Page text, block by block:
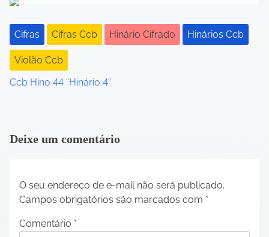
o
n
Cifras Cifras Ccb Hinário Cifrado Hinários Ccb
Violão Ccb
Ccb Hino 44 “Hinário 4”
Deixe um comentário
O seu endereço de e-mail não será publicado.
Campos obrigatórios são marcados com *
Comentário *